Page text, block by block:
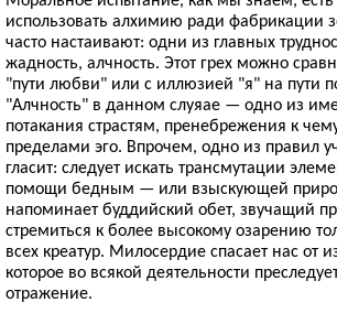
использовать алхимию ради фабрикации
часто настаивают: одни из главных
жадность, алчность. Этот грех можно
"пути любви" или с иллюзией "я" на пути
"Алчность" в данном слуяае — одно из
потакания страстям, пренебрежения к
пределами эго. Впрочем, одно из правил
гласит: следует искать трансмутации
помощи бедным — или взыскующей
напоминает буддийский обет, звучащий
стремиться к более высокому озарению
всех креатур. Милосердие спасает нас от
которое во всякой деятельности
отражение.